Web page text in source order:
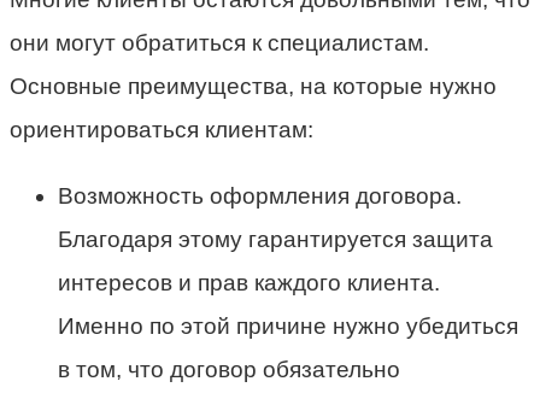
они могут обратиться к специалистам.
Основные преимущества, на которые нужно
ориентироваться клиентам:
Возможность оформления договора.
Благодаря этому гарантируется защита
интересов и прав каждого клиента.
Именно по этой причине нужно убедиться
в том, что договор обязательно